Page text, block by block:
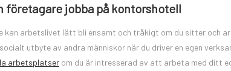
företagare jobba på kontorshotell
kan arbetslivet lätt bli ensamt och tråkigt om du sitter och
utbyte av andra människor när du driver en egen
arbetsplatser om du är intresserad av att arbeta med ditt